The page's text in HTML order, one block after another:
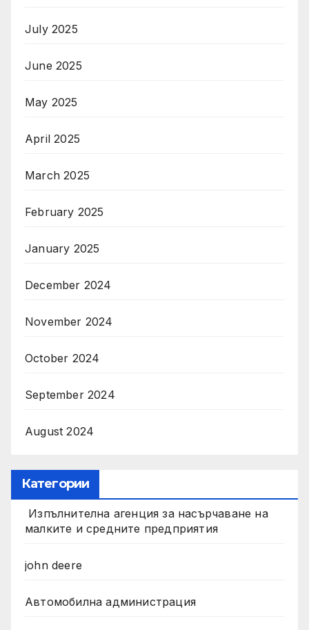
July 2025
June 2025
May 2025
April 2025
March 2025
February 2025
January 2025
December 2024
November 2024
October 2024
September 2024
August 2024
Категории
Изпълнителна агенция за насърчаване на
малките и средните предприятия
john deere
Автомобилна администрация